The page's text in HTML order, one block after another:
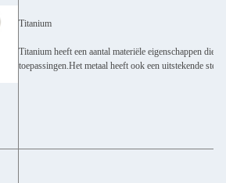
Titanium
Titanium heeft een aantal materiële eigenschappen die
toepassingen.Het metaal heeft ook een uitstekende